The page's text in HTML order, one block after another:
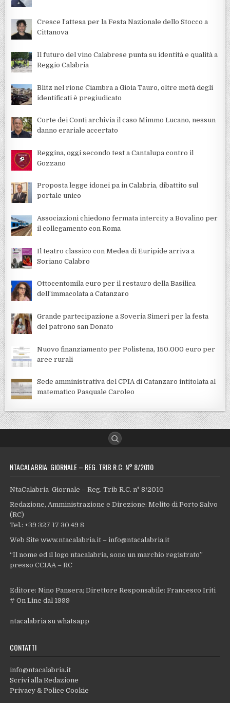
Cresce l’attesa per la Festa Nazionale dello Stocco a
Cittanova
Il futuro del vino Calabrese punta su identità e qualità a
Reggio Calabria
Blitz nel rione Ciambra a Gioia Tauro, oltre metà degli
identificati è pregiudicato
Corte dei Conti archivia il caso Mimmo Lucano, nessun
danno erariale accertato
Reggina, oggi secondo test a Cantalupa contro il
Gozzano
Proposta legge idonei pa in Calabria, dibattito sul
portale unico
Associazioni chiedono fermata intercity a Bovalino per
il collegamento con Roma
Il teatro classico con Medea di Euripide arriva a
Soriano Calabro
Ottocentomila euro per il restauro della Basilica
dell’immacolata a Catanzaro
Grande partecipazione a Soveria Simeri per la festa
del patrono san Donato
Nuovo finanziamento per Polistena, 150.000 euro per
aree rurali
Sede amministrativa del CPIA di Catanzaro intitolata al
matematico Pasquale Caroleo
NTACALABRIA GIORNALE – REG. TRIB R.C. N° 8/2010
NtaCalabria Giornale – Reg. Trib R.C. n° 8/2010
Redazione, Amministrazione e Direzione: Melito di Porto Salvo
(RC)
Tel.: +39 327 17 30 49 8
Web Site www.ntacalabria.it – info@ntacalabria.it
“Il nome ed il logo ntacalabria, sono un marchio registrato”
presso CCIAA – RC
Editore: Nino Pansera; Direttore Responsabile: Francesco Iriti
# On Line dal 1999
ntacalabria su whatsapp
CONTATTI
info@ntacalabria.it
Scrivi alla Redazione
Privacy & Police Cookie